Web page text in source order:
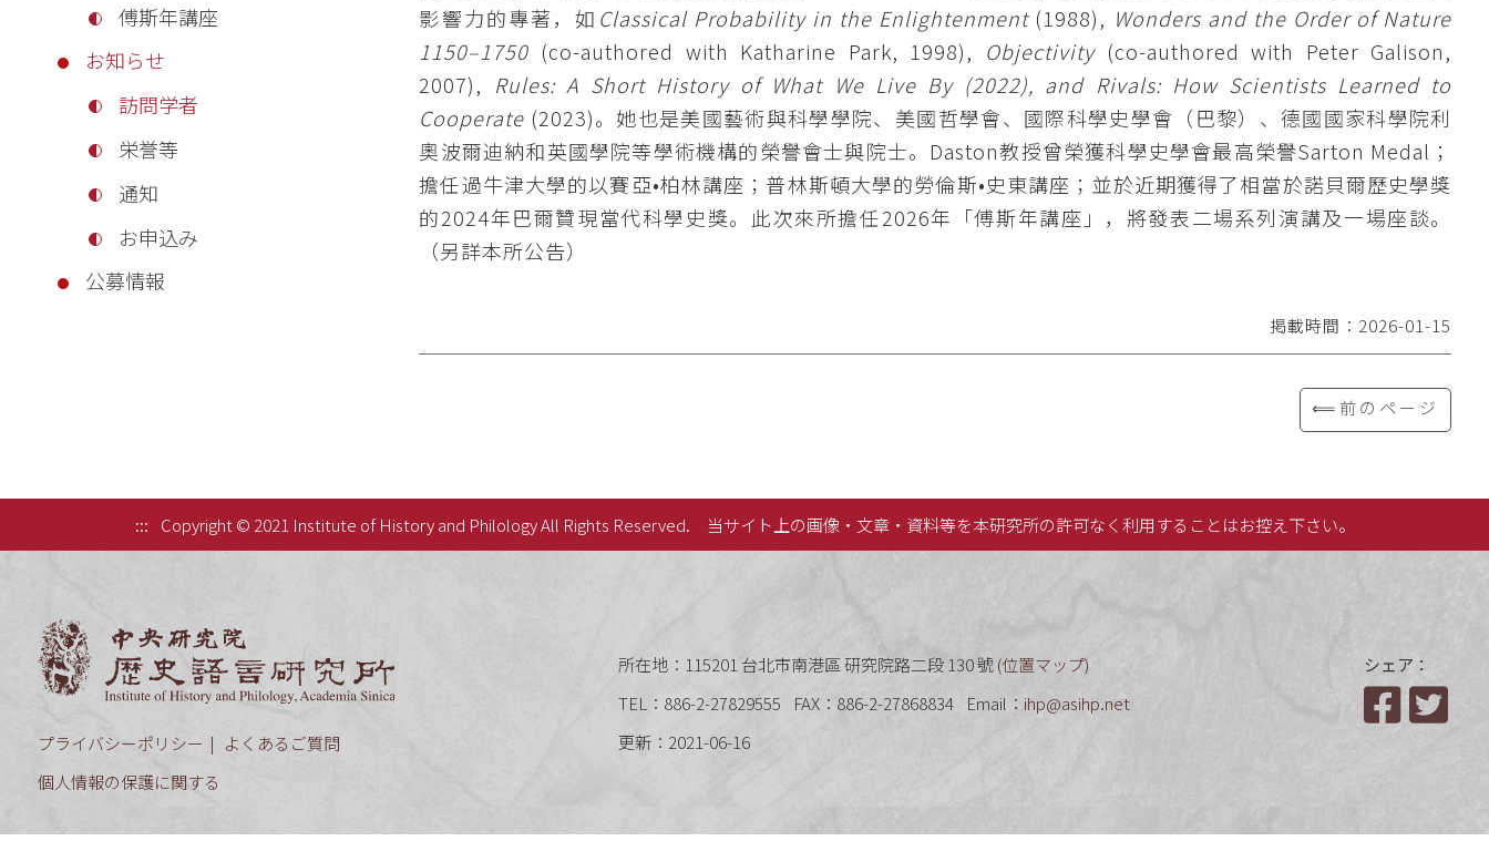
傅斯年講座
お知らせ
訪問学者
栄誉等
通知
お申込み
公募情報
影響力的專著，如 Classical Probability in the Enlightenment (1988), Wonders and the Order of Nature
1150–1750 (co-authored with Katharine Park, 1998), Objectivity(co-authored with Peter Galison,
2007), Rules: A Short History of What We Live By (2022), and Rivals: How Scientists Learned to
Cooperate (2023)。她也是美國藝術與科學學院、美國哲學會、國際科學史學會（巴黎）、德國國家科學院利
奧波爾迪納和英國學院等學術機構的榮譽會士與院士。Daston教授曾榮獲科學史學會最高榮譽Sarton Medal；
擔任過牛津大學的以賽亞•柏林講座；普林斯頓大學的勞倫斯•史東講座；並於近期獲得了相當於諾貝爾歷史學獎
的2024年巴爾贊現當代科學史獎。此次來所擔任2026年「傅斯年講座」，將發表二場系列演講及一場座談。
（另詳本所公告）
掲載時間：2026-01-15
⟸前のページ
::: Copyright © 2021 Institute of History and Philology All Rights Reserved. 当サイト上の画像・文章・資料等を本研究所の許可なく利用することはお控え下さい。
プライバシーポリシー
よくあるご質問
個人情報の保護に関する
所在地：115201 台北市南港區 研究院路二段 130 號 (位置マップ)
TEL：886-2-27829555
FAX：886-2-27868834 Email： ihp@asihp.net
更新：2021-06-16
シェア：
Facebook